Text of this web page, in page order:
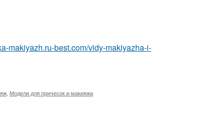
makiyazh.ru-best.com/vidy-makiyazha-i-
Модели для причесок и макияжа